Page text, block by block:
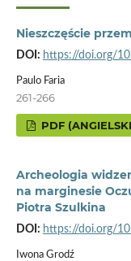
Nieszczęście
DOI: https://doi.org/
Paulo Faria
261-266
PDF
Archeologia
na marginesie
Piotra Szulkina
DOI: https://doi.org/
Iwona Grodź